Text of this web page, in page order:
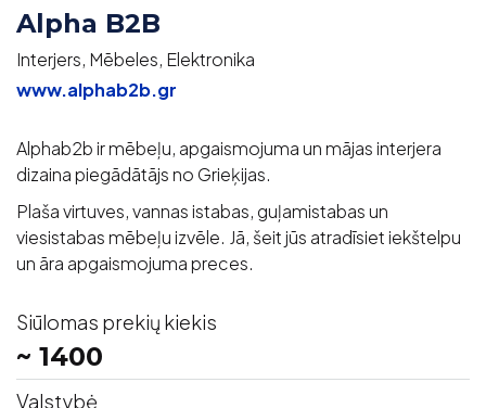
Alpha B2B
Interjers, Mēbeles, Elektronika
www.alphab2b.gr
Alphab2b ir mēbeļu, apgaismojuma un mājas interjera
dizaina piegādātājs no Grieķijas.
Plaša virtuves, vannas istabas, guļamistabas un
viesistabas mēbeļu izvēle. Jā, šeit jūs atradīsiet iekštelpu
un āra apgaismojuma preces.
Siūlomas prekių kiekis
~ 1400
Valstybė